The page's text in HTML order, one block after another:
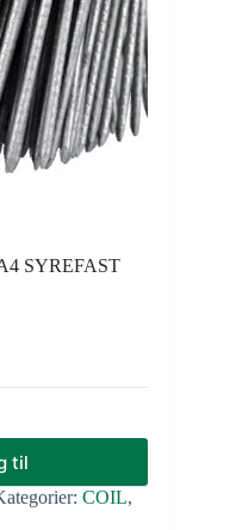
SYREFAST
til
COIL,